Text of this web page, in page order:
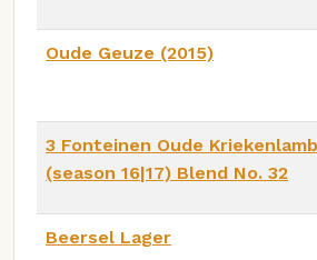
Oude Geuze (2015)
3 Fonteinen Oude
(season 16|17) Blend No. 32
Beersel Lager